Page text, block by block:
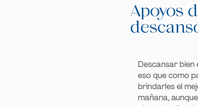
Apoyos
Descansar
eso que como
brindarles el
mañana,